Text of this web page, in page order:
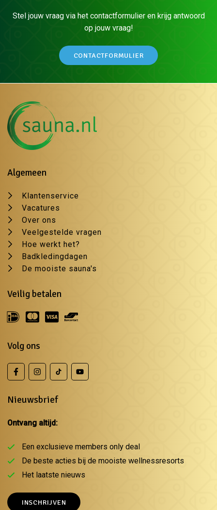
Stel jouw vraag via het contactformulier en krijg antwoord
op jouw vraag!
CONTACTFORMULIER
Algemeen
Klantenservice
Vacatures
Over ons
Veelgestelde vragen
Hoe werkt het?
Badkledingdagen
De mooiste sauna's
Veilig betalen
Volg ons
Nieuwsbrief
Ontvang altijd:
Een exclusieve members only deal
De beste acties bij de mooiste wellnessresorts
Het laatste nieuws
INSCHRIJVEN